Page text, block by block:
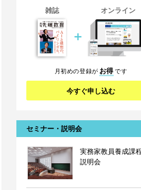
雑誌
＋
オンライン
月初めの登録が お得です
今すぐ申し込む
セミナー・説明会
実務家教員養成課
説明会